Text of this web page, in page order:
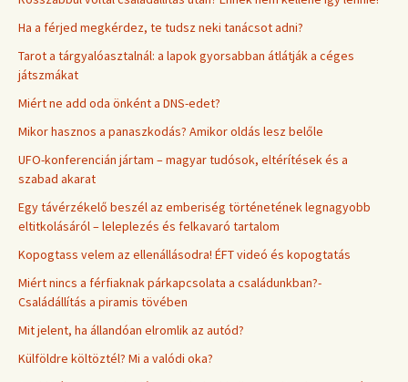
Ha a férjed megkérdez, te tudsz neki tanácsot adni?
Tarot a tárgyalóasztalnál: a lapok gyorsabban átlátják a céges
játszmákat
Miért ne add oda önként a DNS-edet?
Mikor hasznos a panaszkodás? Amikor oldás lesz belőle
UFO-konferencián jártam – magyar tudósok, eltérítések és a
szabad akarat
Egy távérzékelő beszél az emberiség történetének legnagyobb
eltitkolásáról – leleplezés és felkavaró tartalom
Kopogtass velem az ellenállásodra! ÉFT videó és kopogtatás
Miért nincs a férfiaknak párkapcsolata a családunkban?-
Családállítás a piramis tövében
Mit jelent, ha állandóan elromlik az autód?
Külföldre költöztél? Mi a valódi oka?